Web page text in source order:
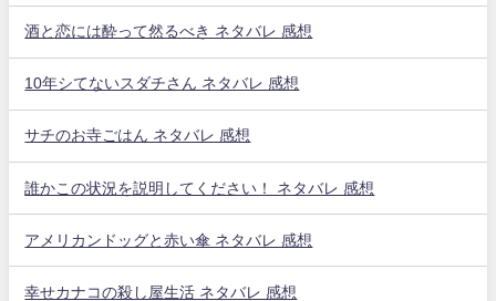
酒と恋には酔って然るべき ネタバレ 感想
10年シてないスダチさん ネタバレ 感想
サチのお寺ごはん ネタバレ 感想
誰かこの状況を説明してください！ ネタバレ 感想
アメリカンドッグと赤い傘 ネタバレ 感想
幸せカナコの殺し屋生活 ネタバレ 感想